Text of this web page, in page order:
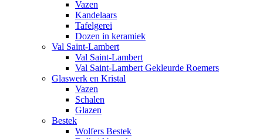
Vazen
Kandelaars
Tafelgerei
Dozen in keramiek
Val Saint-Lambert
Val Saint-Lambert
Val Saint-Lambert Gekleurde Roemers
Glaswerk en Kristal
Vazen
Schalen
Glazen
Bestek
Wolfers Bestek